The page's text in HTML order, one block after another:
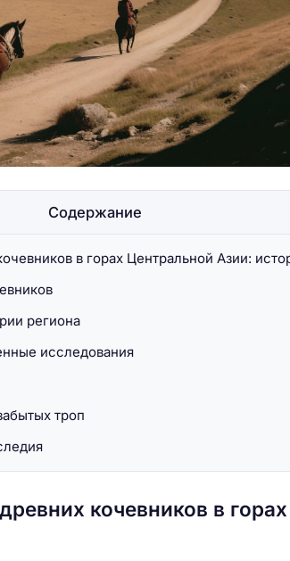
кочевников в
Содержание
в горах Центральной Азии:
региона
исследования
троп